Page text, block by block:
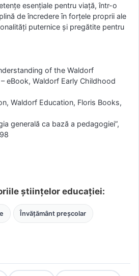
esențiale pentru viaţă, într-o
de încredere ȋn forțele proprii ale
puternice şi pregătite pentru
of the Waldorf
eBook, Waldorf Early Childhood
Waldorf Education, Floris Books,
generală ca bază a pedagogiei”,
științelor educației:
Învățământ preșcolar